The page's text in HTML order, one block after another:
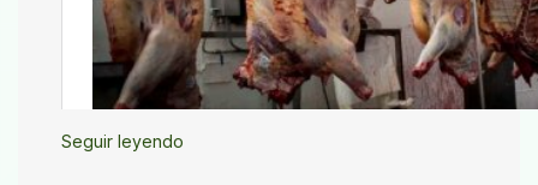
Seguir leyendo